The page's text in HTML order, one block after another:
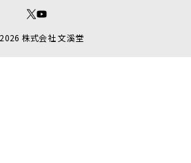
株式会社 文溪堂